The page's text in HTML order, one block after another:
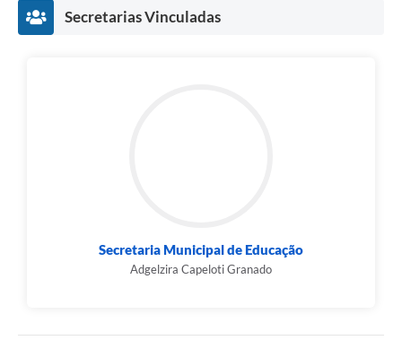
Secretarias Vinculadas
Secretaria Municipal de Educação
Adgelzira Capeloti Granado